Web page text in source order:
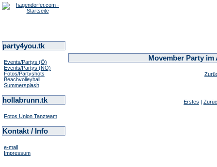
party4you.tk
Events/Partys (Ö)
Events/Partys (NÖ)
Fotos/Partyshots
Beachvolleyball
Summersplash
hollabrunn.tk
Fotos Union Tanzteam
Kontakt / Info
e-mail
Impressum
Movember Party
Erstes |